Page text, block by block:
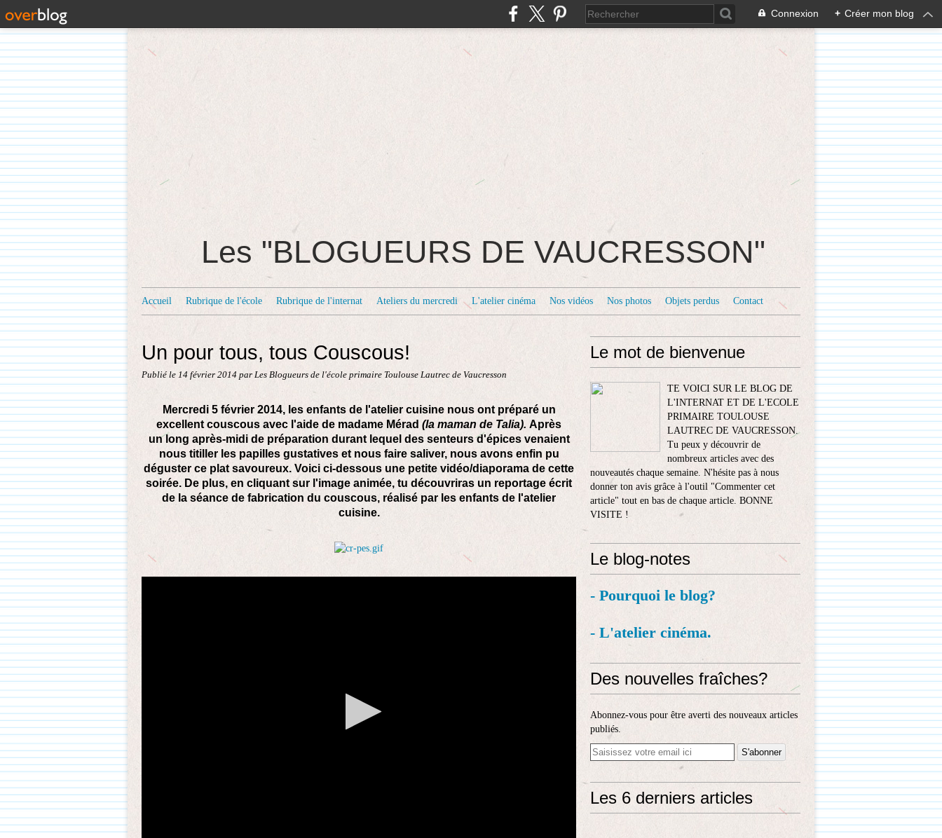
Connexion + Créer mon blog
Les "BLOGUEURS DE VAUCRESSON"
Accueil Rubrique de l'école Rubrique de l'internat Ateliers du mercredi L'atelier cinéma Nos vidéos Nos photos Objets perdus Contact
Un pour tous, tous Couscous!
Publié le 14 février 2014 par Les Blogueurs de l'école primaire Toulouse Lautrec de Vaucresson
Mercredi 5 février 2014, les enfants de l'atelier cuisine nous ont préparé un
excellent couscous avec l'aide de madame Mérad (la maman de Talia). Après
un long après-midi de préparation durant lequel des senteurs d'épices venaient
nous titiller les papilles gustatives et nous faire saliver, nous avons enfin pu
déguster ce plat savoureux. Voici ci-dessous une petite vidéo/diaporama de cette
soirée. De plus, en cliquant sur l'image animée, tu découvriras un reportage écrit
de la séance de fabrication du couscous, réalisé par les enfants de l'atelier
cuisine.
Le mot de bienvenue
TE VOICI SUR LE BLOG DE
L'INTERNAT ET DE L'ECOLE
PRIMAIRE TOULOUSE
LAUTREC DE VAUCRESSON.
Tu peux y découvrir de
nombreux articles avec des
nouveautés chaque semaine. N'hésite pas à nous
donner ton avis grâce à l'outil "Commenter cet
article" tout en bas de chaque article. BONNE
VISITE !
Le blog-notes
- Pourquoi le blog?
- L'atelier cinéma.
Des nouvelles fraîches?
Abonnez-vous pour être averti des nouveaux articles
publiés.
Les 6 derniers articles